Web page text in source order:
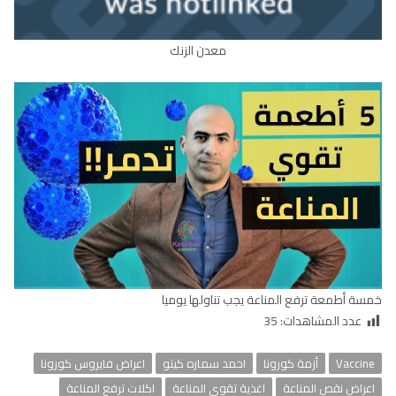
معدن الزنك
خمسة أطمعة ترفع المناعة يجب تناولها يوميا
عدد المشاهدات:35
Vaccine أزمة كورونا احمد سماره كيتو
اعراض فايروس كورونا
اعراض نقص المناعة
اغذية تقوي المناعة
اكلات ترفع المناعة